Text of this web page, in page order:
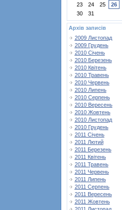
23
24 25 26
30
31
Архів записів
2009 Листопад
2009 Грудень
2010 Січень
2010 Березень
2010 Квітень
2010 Травень
2010 Червень
2010 Липень
2010 Серпень
2010 Вересень
2010 Жовтень
2010 Листопад
2010 Грудень
2011 Січень
2011 Лютий
2011 Березень
2011 Квітень
2011 Травень
2011 Червень
2011 Липень
2011 Серпень
2011 Вересень
2011 Жовтень